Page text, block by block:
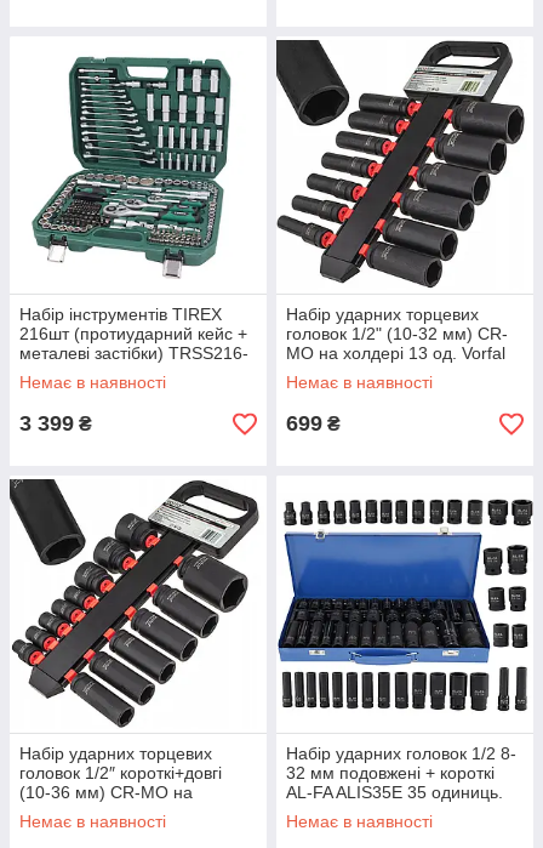
Набір інструментів TIREX
216шт (протиударний кейс +
металеві застібки) TRSS216-
1051
Немає в наявності
3 399 ₴
Набір ударних торцевих
головок 1/2" (10-32 мм) CR-
MO на холдері 13 од. Vorfal
V08129_1
Немає в наявності
699 ₴
Набір ударних торцевих
головок 1/2″ короткі+довгі
(10-36 мм) CR-MO на
холдері 14 од. Vorfal
V08129_2
Немає в наявності
Набір ударних головок 1/2 8-
32 мм подовжені + короткі
AL-FA ALIS35E 35 одиниць.
Немає в наявності